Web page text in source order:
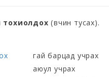
тохиолдох (өвчин тусах).
гай барцад учрах
аюул учрах